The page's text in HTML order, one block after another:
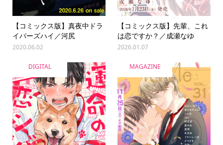
【コミックス版】真夜中ドラ
イバーズハイ／河尻
2020.06.02
【コミックス版】先輩、これ
は恋ですか？／成瀬なゆ
2026.01.07
DIGITAL MAGAZINE